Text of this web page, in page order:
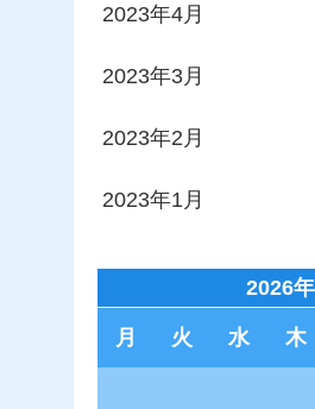
2023年4月
2023年3月
2023年2月
2023年1月
2026
月 火 水 木